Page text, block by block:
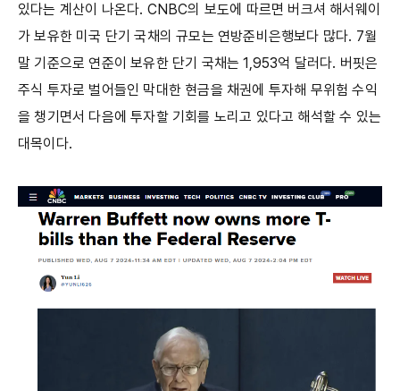
있다는 계산이 나온다. CNBC의 보도에 따르면 버크셔 해서웨이
가 보유한 미국 단기 국채의 규모는 연방준비은행보다 많다. 7월
말 기준으로 연준이 보유한 단기 국채는 1,953억 달러다. 버핏은
주식 투자로 벌어들인 막대한 현금을 채권에 투자해 무위험 수익
을 챙기면서 다음에 투자할 기회를 노리고 있다고 해석할 수 있는
대목이다.